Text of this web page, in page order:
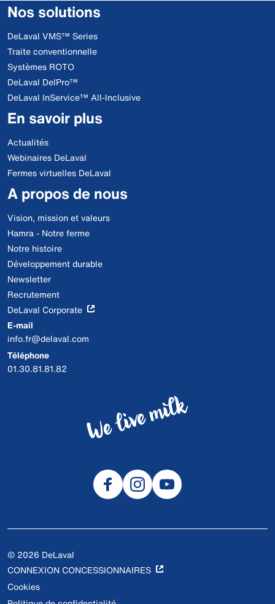
Nos solutions
DeLaval VMS™ Series
Traite conventionnelle
Systèmes ROTO
DeLaval DelPro™
DeLaval InService™ All-Inclusive
En savoir plus
Actualités
Webinaires DeLaval
Fermes virtuelles DeLaval
A propos de nous
Vision, mission et valeurs
Hamra - Notre ferme
Notre histoire
Développement durable
Newsletter
Recrutement
DeLaval Corporate
E-mail
info.fr@delaval.com
Téléphone
01.30.81.81.82
© 2026 DeLaval
CONNEXION CONCESSIONNAIRES
Cookies